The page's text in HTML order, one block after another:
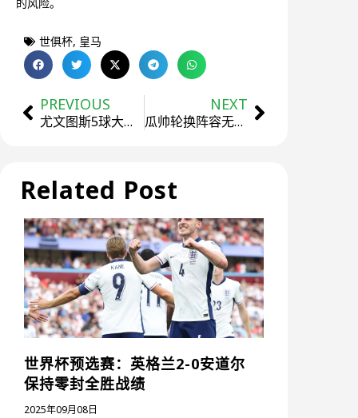
的风险。
世俱杯, 皇马
PREVIOUS
尤文图斯5球大胜艾因，再现豪门与弱旅实力差距
NEXT
瓜帅轮换阵容无视FIFA强阵规定，曼城首战照样获胜
Related Post
世界杯预选赛：英格兰2-0安道尔
保持零封全胜战绩
2025年09月08日